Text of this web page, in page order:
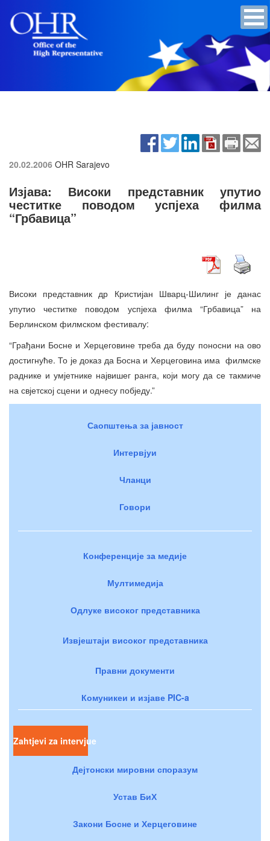
20.02.2006 OHR Sarajevo
Изјава: Високи представник упутио
честитке поводом успјеха филма
“Грбавица”
Високи представник др Кристијан Шварц-Шилинг је данас
упутио честитке поводом успјеха филма “Грбавица” на
Берлинском филмском фестивалу:
“Грађани Босне и Херцеговине треба да буду поносни на ово
достигнуће. То је доказ да Босна и Херцеговина има филмске
раднике и умјетнике највишег ранга, који могу да се такмиче
на свјетској сцени и однесу побједу.”
Саопштења за јавност
Интервјуи
Чланци
Говори
Конференције за медије
Мултимедија
Одлуке високог представника
Извјештаји високог представника
Правни документи
Комуникеи и изјаве PIC-a
Zahtjevi za intervjue
Дејтонски мировни споразум
Устав БиХ
Закони Босне и Херцеговине